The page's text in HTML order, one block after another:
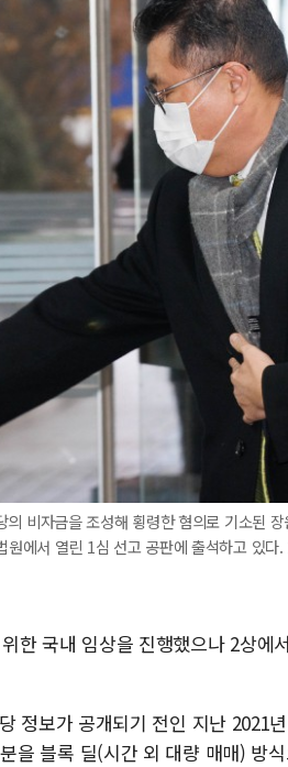
비자금을 조성해 횡령한 혐의로 기소된
원에서 열린 1심 선고 공판에 출석하고 있
한 국내 임상을 진행했으나 2상에
정보가 공개되기 전인 지난 2021
을 블록 딜(시간 외 대량 매매) 방